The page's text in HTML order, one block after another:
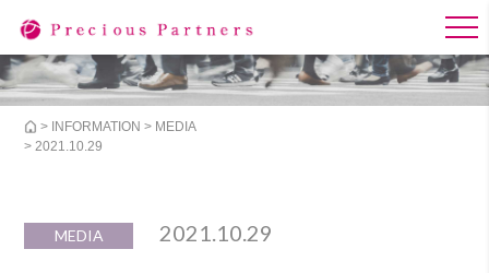
> INFORMATION > MEDIA
> 2021.10.29
MEDIA 2021.10.29